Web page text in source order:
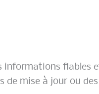
fiables
mise à jour ou